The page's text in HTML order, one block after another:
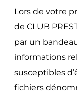
Lors de votre
de CLUB
par un
informations
susceptibles
fichiers